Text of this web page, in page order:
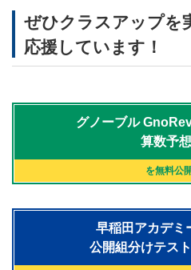
ぜひクラスアップを
応援しています！
グノーブル
算数予
を無料公
早稲田アカデミ
公開組分けテス